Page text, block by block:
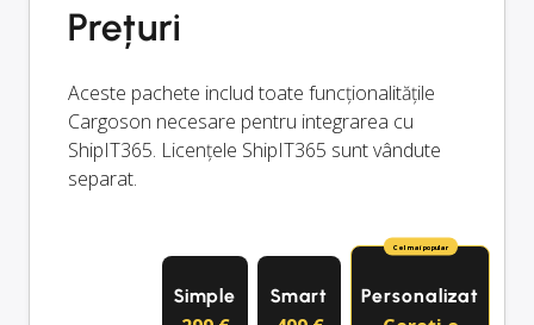
Prețuri
Aceste pachete includ toate funcționalitățile
Cargoson necesare pentru integrarea cu
ShipIT365. Licențele ShipIT365 sunt vândute
separat.
Simple Smart
Cel mai popular
Personalizat